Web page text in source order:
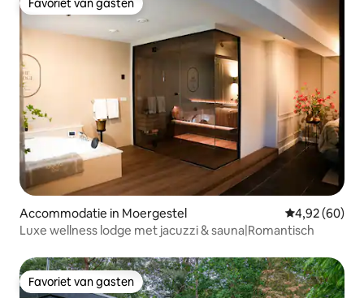
Favoriet van gasten
Favoriet van gasten
Accommodatie in Moergestel Gemiddelde
4,92 (60)
Luxe wellness lodge met jacuzzi & sauna|Romantisch
Favoriet van gasten
Favoriet van gasten